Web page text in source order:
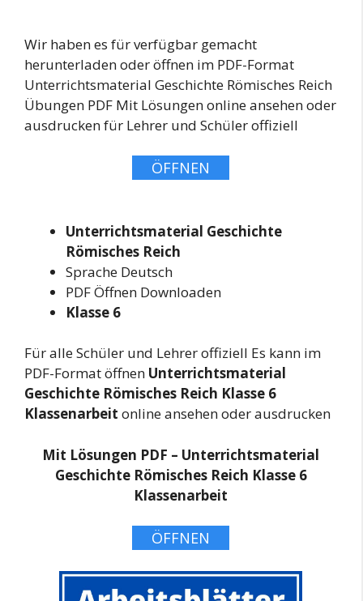
Wir haben es für verfügbar gemacht
herunterladen oder öffnen im PDF-Format
Unterrichtsmaterial Geschichte Römisches Reich
Übungen PDF Mit Lösungen online ansehen oder
ausdrucken für Lehrer und Schüler offiziell
ÖFFNEN
Unterrichtsmaterial Geschichte
Römisches Reich
Sprache Deutsch
PDF Öffnen Downloaden
Klasse 6
Für alle Schüler und Lehrer offiziell Es kann im
PDF-Format öffnen Unterrichtsmaterial
Geschichte Römisches Reich Klasse 6
Klassenarbeit online ansehen oder ausdrucken
Mit Lösungen PDF – Unterrichtsmaterial
Geschichte Römisches Reich Klasse 6
Klassenarbeit
ÖFFNEN